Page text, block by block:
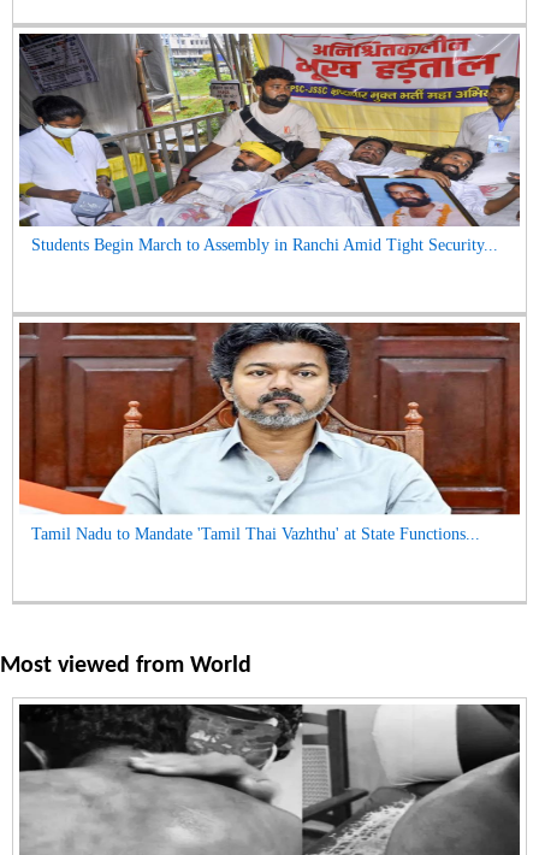
Students Begin March to Assembly in Ranchi Amid Tight Security...
Tamil Nadu to Mandate 'Tamil Thai Vazhthu' at State Functions...
Most viewed from World